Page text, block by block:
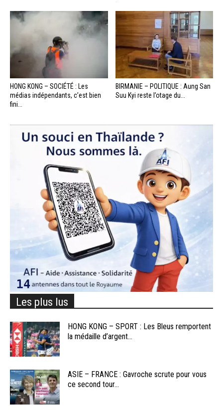
HONG KONG – SOCIÉTÉ : Les
médias indépendants, c’est bien
fini...
BIRMANIE – POLITIQUE : Aung San
Suu Kyi reste l’otage du...
Les plus lus
HONG KONG – SPORT : Les Bleus remportent
la médaille d’argent...
ASIE – FRANCE : Gavroche scrute pour vous
ce second tour...